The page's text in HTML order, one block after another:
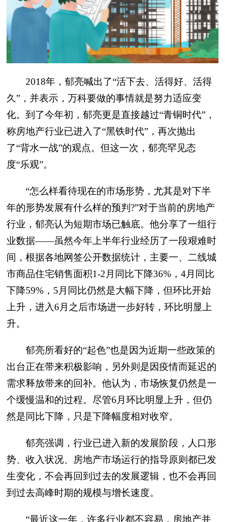
2018年，郁亮喊出了“活下去、活得好、活得
久”，并表示，万科要做的事情就是努力适应变
化。到了今年初，郁亮更是直接越过“青铜时代”，
称房地产行业已进入了“黑铁时代”，再次抛出
了“背水一战”的观点。但这一次，郁亮罕见态
度“乐观”。
“怎么样看待现在的市场形势，尤其是对下半
年的形势发展有什么样的预判?”对于当前的房地产
行业，郁亮认为短期市场已触底。他分享了一组行
业数据——虽然今年上半年行业经历了一段艰难时
间，根据各地网签公开数据统计，主要一、二线城
市商品住宅销售面积1-2月同比下降36%，4月同比
下降59%，5月同比仍然是大幅下降，但环比开始
上升，进入6月之后市场进一步好转，环比明显上
升。
郁亮所看好的“起色”也是因为近期一些政策的
出台正在带来积极影响，另外则是因疫情而延迟的
需求释放带来的回补。他认为，市场恢复仍然是一
个缓慢温和的过程。尽管6月环比明显上升，但仍
然是同比下降，只是下降幅度相对收窄。
郁亮强调，行业已进入新的发展阶段，人口形
势、收入状况、房地产市场运行的指导原则都已发
生变化，不会再回到过去的发展逻辑，也不会再回
到过去高峰时期的规模与增长速度。
“最近这一年，许多行业都不容易，房地产并